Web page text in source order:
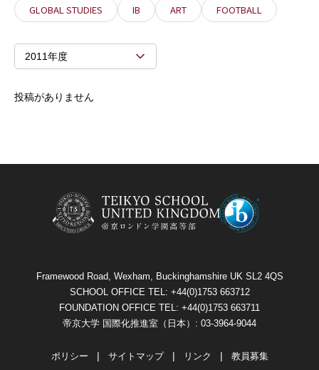
GLOBAL STUDIES
IB ART FOOTBALL
2011年度
投稿がありません
Framewood Road, Wexham, Buckinghamshire UK SL2 4QS
SCHOOL OFFICE TEL: +44(0)1753 663712
FOUNDATION OFFICE TEL: +44(0)1753 663711
帝京大学 国際化推進室（日本）: 03-3964-9044
ポリシー サイトマップ リンク 教員募集